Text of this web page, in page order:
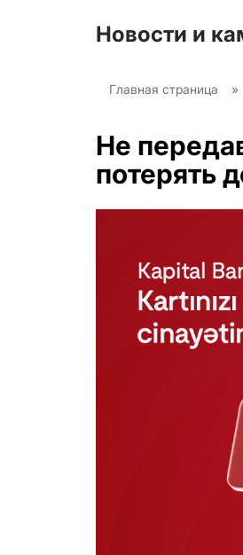
Новости и
Главная страница »
Не
потерять